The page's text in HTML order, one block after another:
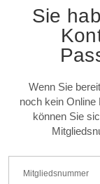
Sie
Wenn Sie
noch kein Online
können Sie